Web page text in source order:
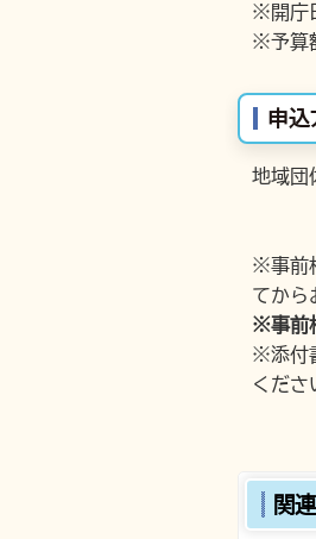
※開庁
※予算
申込
地域団
※事前
てから
※事前
※添付
くださ
関